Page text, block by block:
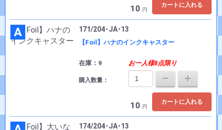
10 円
カートに入れる
A 171/204･JA･13
【Foil】ハナのインクキャスター
在庫：9 お一人様8点限り
購入数量：
10 円
カートに入れる
174/204･JA･13